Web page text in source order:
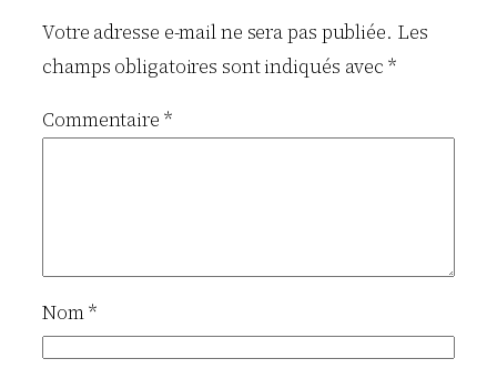
Votre adresse e-mail ne sera pas publiée. Les
champs obligatoires sont indiqués avec*
Commentaire *
Nom*